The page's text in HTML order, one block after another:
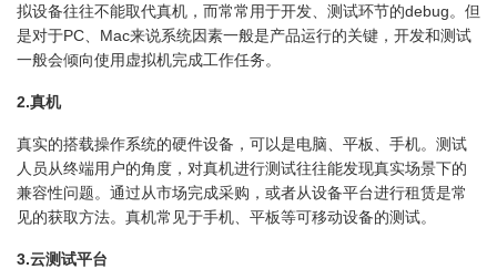
拟设备往往不能取代真机，而常常用于开发、测试环节的debug。但
是对于PC、Mac来说系统因素一般是产品运行的关键，开发和测试
一般会倾向使用虚拟机完成工作任务。
2.真机
真实的搭载操作系统的硬件设备，可以是电脑、平板、手机。测试
人员从终端用户的角度，对真机进行测试往往能发现真实场景下的
兼容性问题。通过从市场完成采购，或者从设备平台进行租赁是常
见的获取方法。真机常见于手机、平板等可移动设备的测试。
3.云测试平台